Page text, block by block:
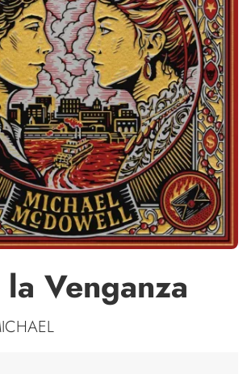
Venganza